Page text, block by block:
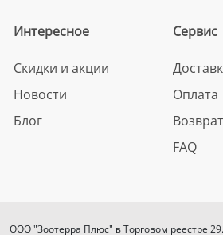
Интересное
Скидки и акции
Новости
Блог
Сервис
Оплата
Возврат
FAQ
ООО "Зоотерра Плюс" в Торговом реестре